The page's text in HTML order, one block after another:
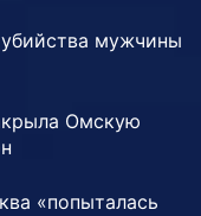
мужчины
Омскую
«попыталась